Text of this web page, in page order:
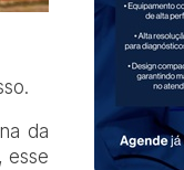
da
esse